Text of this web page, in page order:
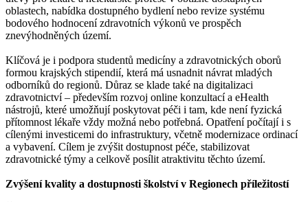
oblastech, nabídka dostupného bydlení nebo revize systému
bodového hodnocení zdravotních výkonů ve prospěch
znevýhodněných území.
Klíčová je i podpora studentů medicíny a zdravotnických oborů
formou krajských stipendií, která má usnadnit návrat mladých
odborníků do regionů. Důraz se klade také na digitalizaci
zdravotnictví – především rozvoj online konzultací a eHealth
nástrojů, které umožňují poskytovat péči i tam, kde není fyzická
přítomnost lékaře vždy možná nebo potřebná. Opatření počítají i s
cílenými investicemi do infrastruktury, včetně modernizace ordinací
a vybavení. Cílem je zvýšit dostupnost péče, stabilizovat
zdravotnické týmy a celkově posílit atraktivitu těchto území.
Zvýšení kvality a dostupnosti školství v Regionech příležitostí